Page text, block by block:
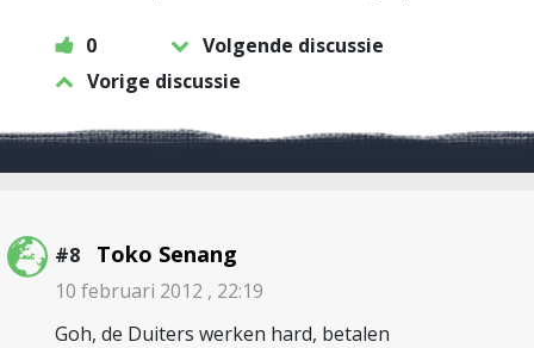
0
Volgende discussie
Vorige discussie
#8 Toko Senang
10 februari 2012 , 22:19
Goh, de Duiters werken hard, betalen